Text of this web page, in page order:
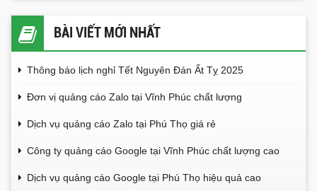
BÀI VIẾT MỚI NHẤT
Thông báo lịch nghỉ Tết Nguyên Đán Ất Tỵ 2025
Đơn vị quảng cáo Zalo tại Vĩnh Phúc chất lượng
Dịch vụ quảng cáo Zalo tại Phú Thọ giá rẻ
Công ty quảng cáo Google tại Vĩnh Phúc chất lượng cao
Dịch vụ quảng cáo Google tại Phú Thọ hiệu quả cao